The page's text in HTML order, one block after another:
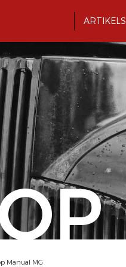
ARTIKELS
Manual MG